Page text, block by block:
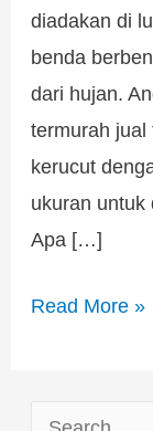
diadakan di
benda
dari hujan.
termurah jual
kerucut
ukuran untuk
Apa […]
Read More »